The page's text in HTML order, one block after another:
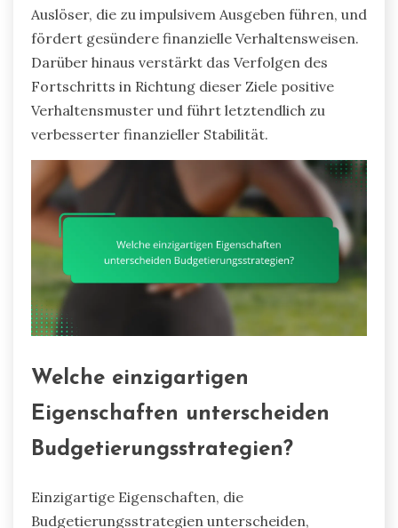
Auslöser, die zu impulsivem Ausgeben führen, und
fördert gesündere finanzielle Verhaltensweisen.
Darüber hinaus verstärkt das Verfolgen des
Fortschritts in Richtung dieser Ziele positive
Verhaltensmuster und führt letztendlich zu
verbesserter finanzieller Stabilität.
Welche einzigartigen
Eigenschaften unterscheiden
Budgetierungsstrategien?
Einzigartige Eigenschaften, die
Budgetierungsstrategien unterscheiden,